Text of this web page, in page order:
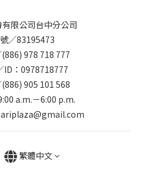
限公司台中分公司
／83195473
978 718 777
ID：0978718777
905 101 568
a.m.－6:00 p.m.
繁體中文